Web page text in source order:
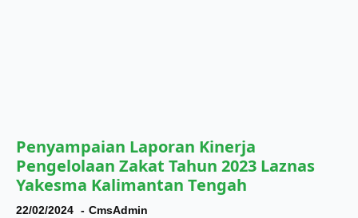
Penyampaian Laporan Kinerja
Pengelolaan Zakat Tahun 2023 Laznas
Yakesma Kalimantan Tengah
22/02/2024 CmsAdmin